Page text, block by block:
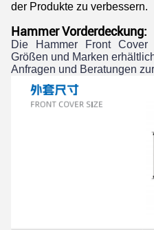
der Produkte zu verbessern.
Hammer Vorderdeckung:
Die Hammer Front
Größen und Marken
Anfragen und Beratungen